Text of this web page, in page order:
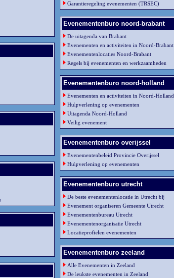
Garantieregeling evenementen (TRSEC)
Evenementenburo noord-brabant
De uitagenda van Brabant
Evenementen en activiteiten in Noord-Brabant
Evenementenlocaties Noord-Brabant
Regels bij evenementen en werkzaamheden
Evenementenburo noord-holland
Evenementen en activiteiten in Noord-Holland
Hulpverlening op evenementen
Uitagenda Noord-Holland
Veilig evenement
Evenementenburo overijssel
Evenementenbeleid Provincie Overijssel
Hulpverlening op evenementen
Evenementenburo utrecht
De beste evenementenlocatie in Utrecht bij
Evenement organiseren Gemeente Utrecht
Evenementenbureau Utrecht
Evenementenorganisatie Utrecht
Locatieprofielen evenementen
Evenementenburo zeeland
Alle Evenementen in Zeeland
De leukste evenementen in Zeeland